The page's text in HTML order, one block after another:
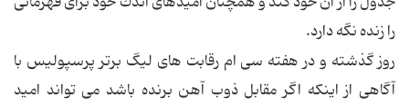
را زنده نگه دارد.
روز گذشته و در هفته سى ام رقابت هاى لیگ برتر پرسپولیس با
آگاهى از اینكه اگر مقابل ذوب آهن برنده باشد مى تواند امید